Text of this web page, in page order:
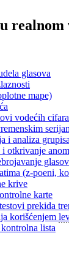
realnom
glasova
mape)
vodećih cifara
i analiza
otkrivanje
(z-poeni,
krive
karte
prekida
korišćenjem
lista